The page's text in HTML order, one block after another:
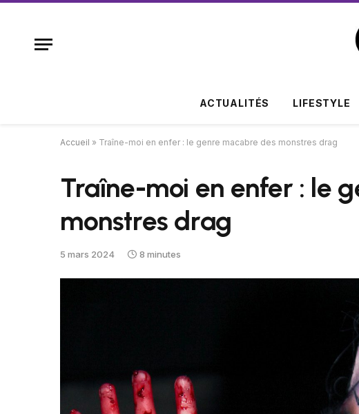
ACTUALITÉS LIFESTYLE
Accueil » Traîne-moi en enfer : le genre macabre des monstres drag
Traîne-moi en enfer : le
monstres drag
5 mars 2024 8 minutes